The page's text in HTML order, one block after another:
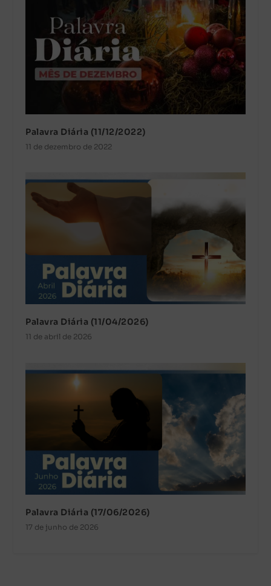
Palavra Diária (11/12/2022)
11 de dezembro de 2022
Palavra Diária (11/04/2026)
11 de abril de 2026
Palavra Diária (17/06/2026)
17 de junho de 2026